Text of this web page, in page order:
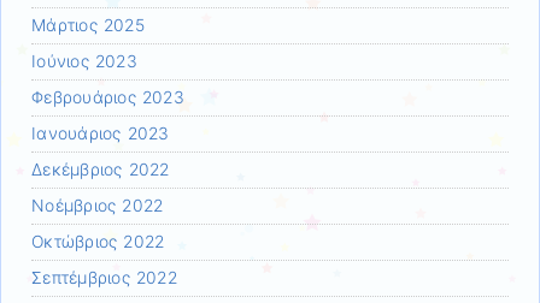
Μάρτιος 2025
Ιούνιος 2023
Φεβρουάριος 2023
Ιανουάριος 2023
Δεκέμβριος 2022
Νοέμβριος 2022
Οκτώβριος 2022
Σεπτέμβριος 2022